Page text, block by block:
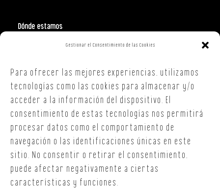
Gestionar el Consentimiento de las Cookies
Para ofrecer las mejores experiencias, utilizamos
tecnologías como las cookies para almacenar y/o
acceder a la información del dispositivo. El
consentimiento de estas tecnologías nos permitirá
procesar datos como el comportamiento de
navegación o las identificaciones únicas en este
sitio. No consentir o retirar el consentimiento,
puede afectar negativamente a ciertas
características y funciones.
Dónde estamos
Polign. Ind. Costa Vella
15707, Santiago de Compostela
A Coruña
T. +34 654 30 90 36